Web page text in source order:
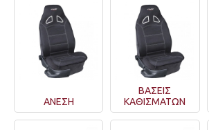
ΑΝΕΣΗ
ΒΑΣΕΙΣ
ΚΑΘΙΣΜΑΤΩΝ